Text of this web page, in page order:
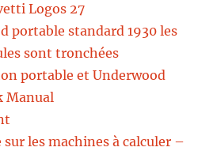
Logos 27
portable standard 1930 les
sont tronchées
portable et Underwood
Manual
sur les machines à calculer –